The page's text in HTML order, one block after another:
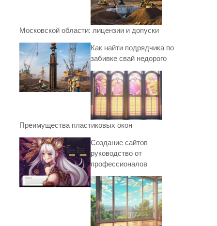
Московской области: лицензии и допуски
Как найти подрядчика по
забивке свай недорого
Преимущества пластиковых окон
Создание сайтов —
руководство от
профессионалов